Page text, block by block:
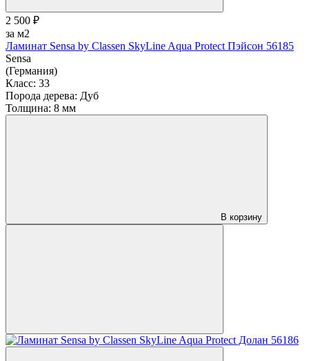
2 500 ₽
за м2
Ламинат Sensa by Classen SkyLine Aqua Protect Пэйсон 56185
Sensa
(Германия)
Класс: 33
Порода дерева: Дуб
Толщина: 8 мм
В корзину